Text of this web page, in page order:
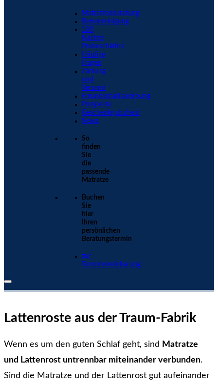
Matratzenberatung
Bettenreinigung
100
Nächte
Probeschlafen
Häufige
Fragen
Zahlung
und
Versand
Freundschaftswerbung
Prospekte
Geschenkgutschein
News
So
finden
Sie
die
passende
Matratze
Buchen
Sie
hier
Ihren
persönlichen
Beratungstermin
zur
Terminvereinbarung
Lattenroste aus der Traum-Fabrik
Wenn es um den guten Schlaf geht, sind Matratze
und Lattenrost untrennbar miteinander verbunden.
Sind die Matratze und der Lattenrost gut aufeinander